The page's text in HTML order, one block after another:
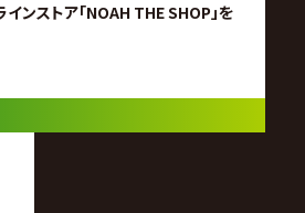
ンストア「NOAH THE SHOP」を